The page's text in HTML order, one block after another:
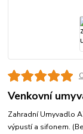
Venkovní
Zahradní Umyvadlo
výpustí a sifonem.